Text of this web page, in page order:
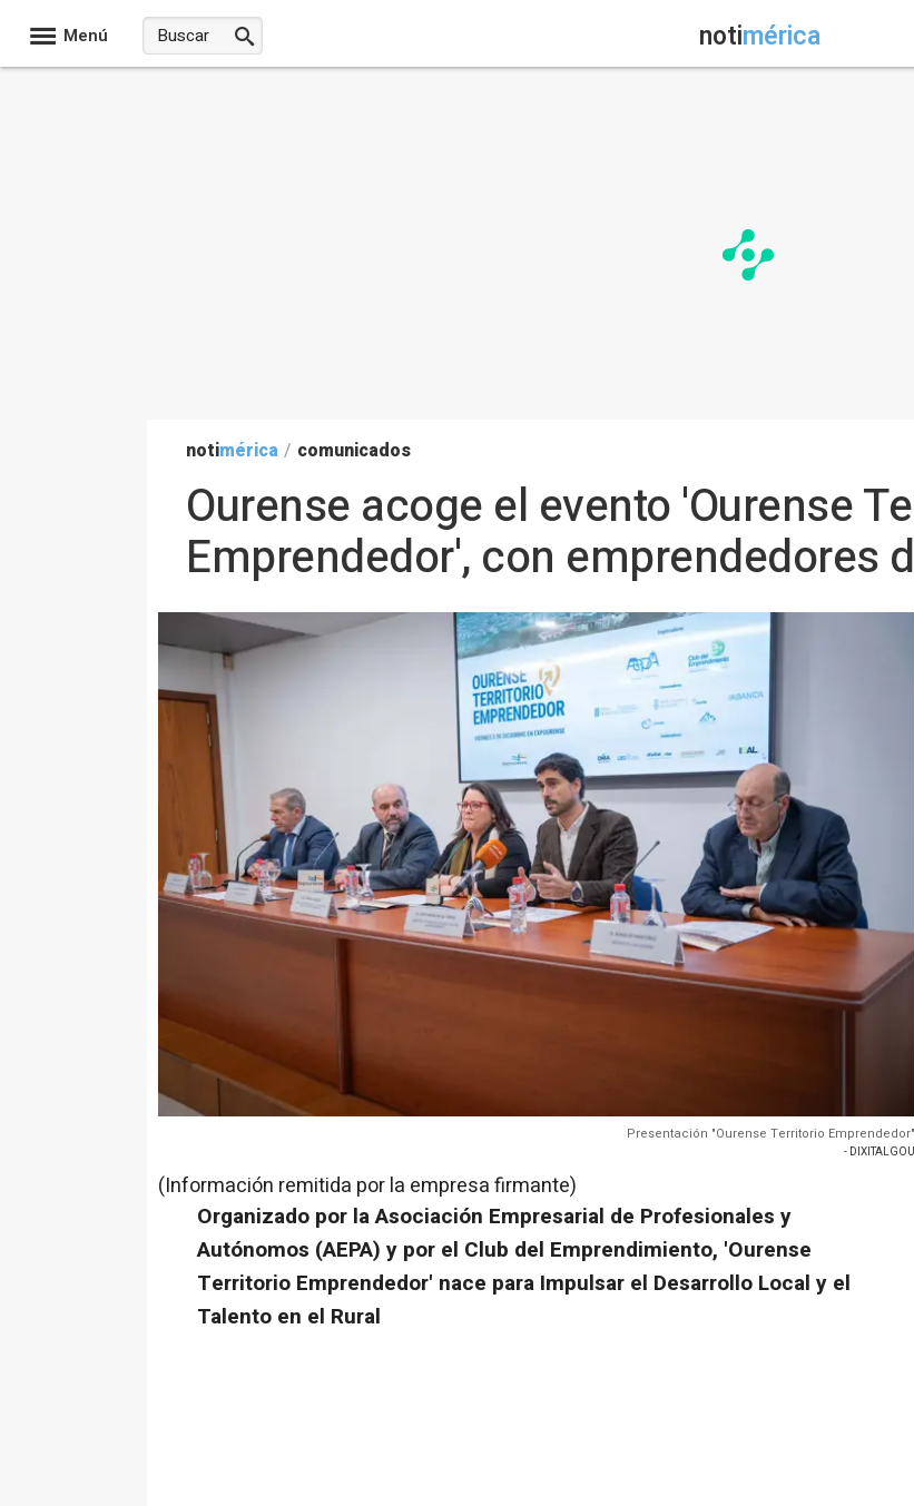
Menú notimérica
notimérica / comunicados
Ourense acoge el evento 'Ourense
Emprendedor', con emprendedores
Presentación "Ourense Territorio Emprendedor"
- DIXITALGOU
(Información remitida por la empresa firmante)
Organizado por la Asociación Empresarial de Profesionales y
Autónomos (AEPA) y por el Club del Emprendimiento, 'Ourense
Territorio Emprendedor' nace para Impulsar el Desarrollo Local y el
Talento en el Rural